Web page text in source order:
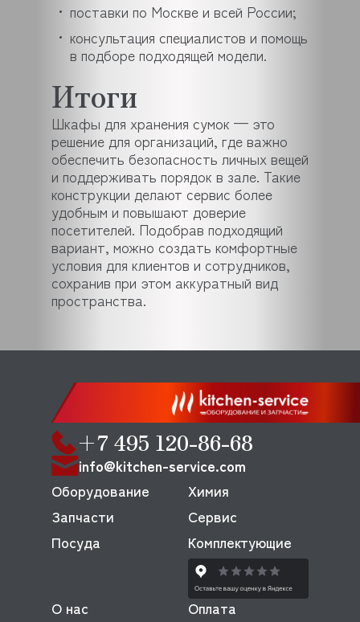
поставки по Москве и всей России;
консультация специалистов и помощь
в подборе подходящей модели.
Итоги
Шкафы для хранения сумок — это
решение для организаций, где важно
обеспечить безопасность личных вещей
и поддерживать порядок в зале. Такие
конструкции делают сервис более
удобным и повышают доверие
посетителей. Подобрав подходящий
вариант, можно создать комфортные
условия для клиентов и сотрудников,
сохранив при этом аккуратный вид
пространства.
+7 495 120-86-68
info@kitchen-service.com
Оборудование
Запчасти
Посуда
Химия
Сервис
Комплектующие
О нас
Оплата